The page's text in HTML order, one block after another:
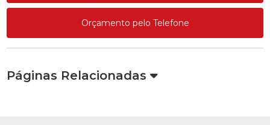
Orçamento pelo Telefone
Páginas Relacionadas